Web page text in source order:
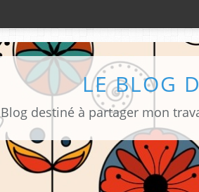
LE BLOG
Blog destiné à partager mon